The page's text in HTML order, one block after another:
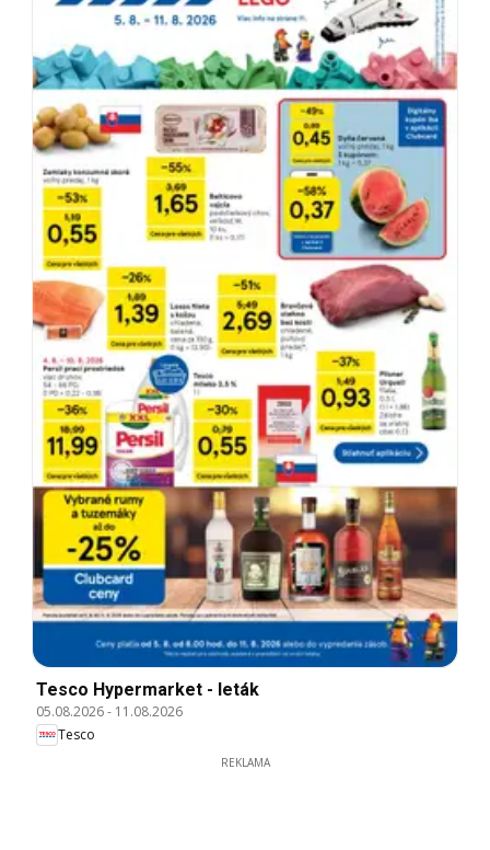
Tesco Hypermarket - leták
05.08.2026- 11.08.2026
Tesco
REKLAMA